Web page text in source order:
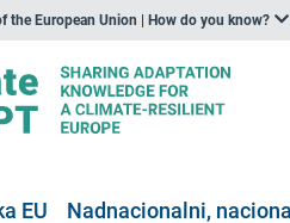
the European Union | How do you know?
EU Nadnacionalni,